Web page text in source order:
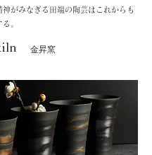
神がみなぎる田端の陶芸はこれからも
。
金昇窯